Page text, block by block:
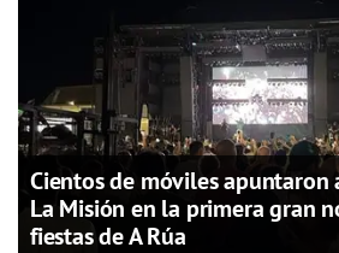
Cientos de móviles apuntaron
La Misión en la primera gran
fiestas de A Rúa